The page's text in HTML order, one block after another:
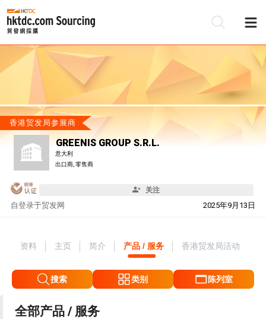
香港贸发局参展商
GREENIS GROUP S.R.L.
意大利
出口商, 零售商
关注
自 2025年9月13日
登录于贸发网
资料 主页 简介 产品 / 服务 香港贸发局活动
搜索 类别 陈列室
全部产品 / 服务